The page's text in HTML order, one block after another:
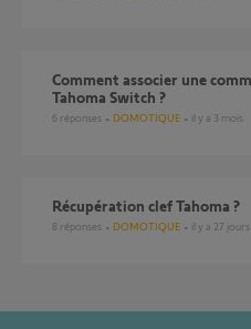
Comment associer une commande smoove io 1 avec
Tahoma Switch ?
6 réponses DOMOTIQUE il y a 3 mois
Récupération clef Tahoma ?
8 réponses DOMOTIQUE il y a 27 jours